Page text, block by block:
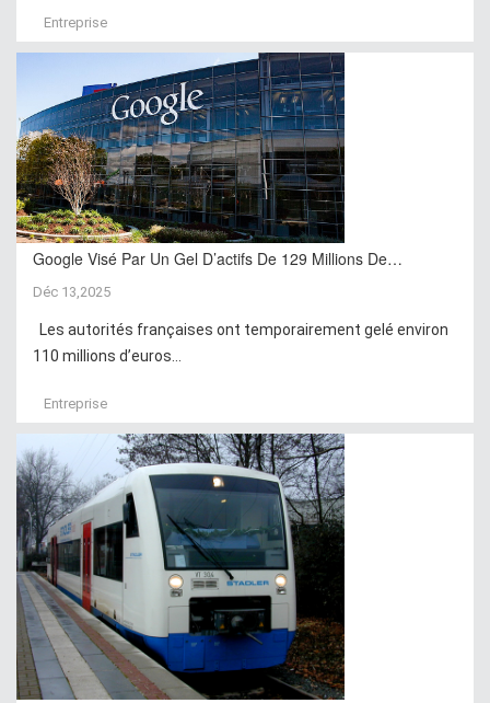
Entreprise
Google Visé Par Un Gel D’actifs De 129 Millions De…
Déc 13,2025
Les autorités françaises ont temporairement gelé environ
110 millions d’euros...
Entreprise